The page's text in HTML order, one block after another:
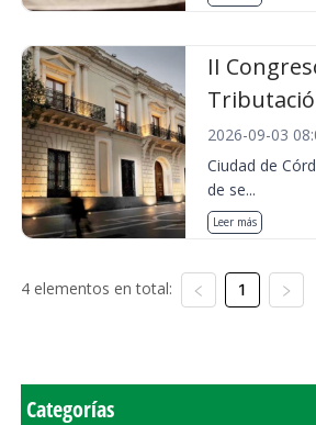
II
2026-09-03
Ciudad de
de se...
Leer más
4 elementos en total: 1
Categorías